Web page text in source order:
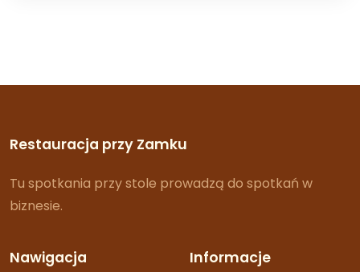
Restauracja przy Zamku
Tu spotkania przy stole prowadzą do spotkań w
biznesie.
Nawigacja Informacje